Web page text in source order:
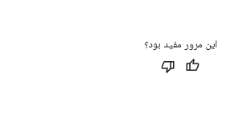
این مرور مفید بود؟